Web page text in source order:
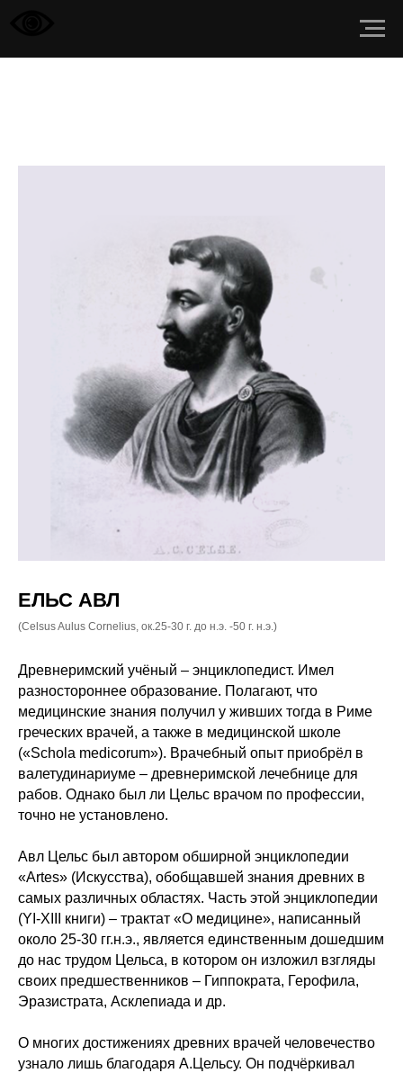
ЕЛЬС АВЛ
(Celsus Aulus Cornelius, ок.25-30 г. до н.э. -50 г. н.э.)
Древнеримский учёный – энциклопедист. Имел
разностороннее образование. Полагают, что
медицинские знания получил у живших тогда в Риме
греческих врачей, а также в медицинской школе
(«Schola medicorum»). Врачебный опыт приобрёл в
валетудинариуме – древнеримской лечебнице для
рабов. Однако был ли Цельс врачом по профессии,
точно не установлено.
Авл Цельс был автором обширной энциклопедии
«Artes» (Искусства), обобщавшей знания древних в
самых различных областях. Часть этой энциклопедии
(YI-XIII книги) – трактат «О медицине», написанный
около 25-30 гг.н.э., является единственным дошедшим
до нас трудом Цельса, в котором он изложил взгляды
своих предшественников – Гиппократа, Герофила,
Эразистрата, Асклепиада и др.
О многих достижениях древних врачей человечество
узнало лишь благодаря А.Цельсу. Он подчёркивал